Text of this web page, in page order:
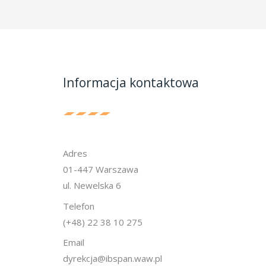
Informacja kontaktowa
Adres
01-447 Warszawa
ul. Newelska 6
Telefon
(+48) 22 38 10 275
Email
dyrekcja@ibspan.waw.pl